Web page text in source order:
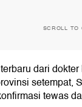
SCROLL TO
dari
setempat,
tewas